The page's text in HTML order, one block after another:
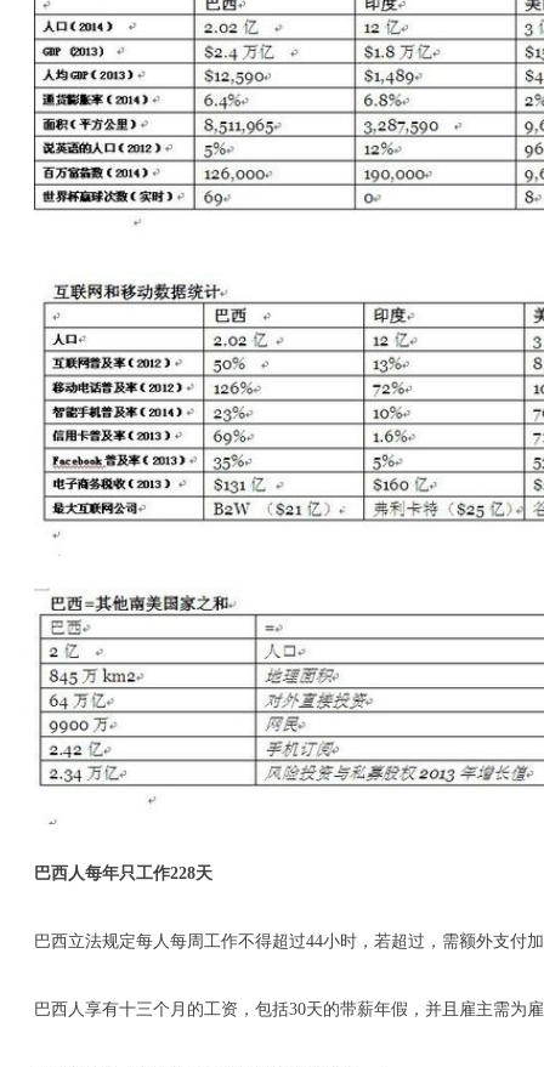
巴西人每年只工作228天
巴西立法规定每人每周工作不得超过44小时，若超过，需额外支付
巴西人享有十三个月的工资，包括30天的带薪年假，并且雇主需为